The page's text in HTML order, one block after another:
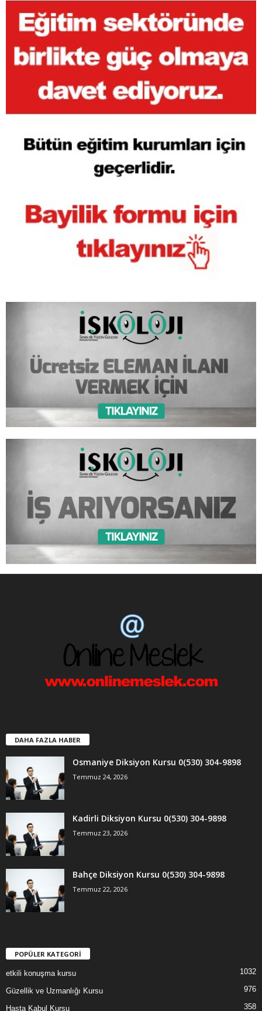
DAHA FAZLA HABER
Osmaniye Diksiyon Kursu 0(530) 304-9898
Temmuz 24, 2026
Kadirli Diksiyon Kursu 0(530) 304-9898
Temmuz 23, 2026
Bahçe Diksiyon Kursu 0(530) 304-9898
Temmuz 22, 2026
POPÜLER KATEGORİ
etkili konuşma kursu 1032
Güzellik ve Uzmanlığı Kursu 976
Hasta Kabul Kursu 358